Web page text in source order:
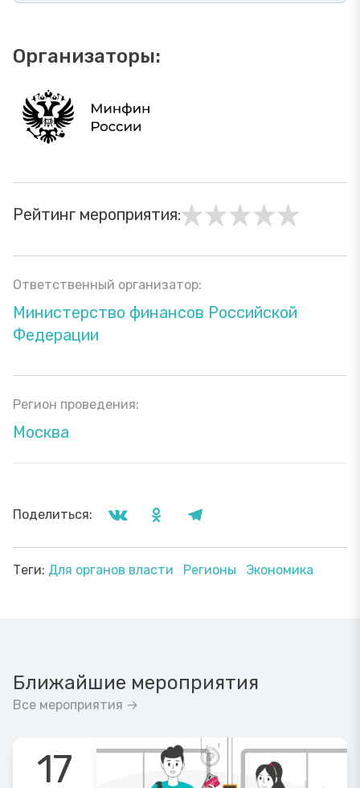
Организаторы:
Рейтинг мероприятия:
Ответственный организатор:
Министерство финансов Российской
Федерации
Регион проведения:
Москва
Поделиться:
Теги: Для органов власти Регионы Экономика
Ближайшие мероприятия
Все мероприятия →
17